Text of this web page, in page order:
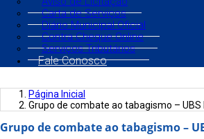
Carta de Serviços
Diário Municipal Oficial
Contra Cheque Online
Serviços Tributários
Fale Conosco
Página Inicial
Grupo de combate ao tabagismo –
Grupo de combate ao tabagismo –